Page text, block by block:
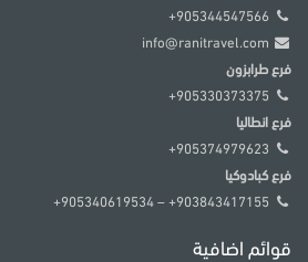
info@ranitravel.com
فرع طرابزون
فرع انطاليا
فرع كبادوكيا
قوائم اضافية